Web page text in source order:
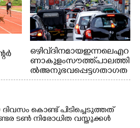
ഒഴിവ് ദിനമായ ഇന്നലെ എറ
ണാകുളം സൗത്ത് പാലത്തി
ൽ അനുഭവപ്പെട്ട ഗതാഗത
ക്കുരുക്ക്
ദിവസം കൊണ്ട് പിടിച്ചെടുത്തത്
ടൺ നിരോധിത വസ്തുക്കൾ